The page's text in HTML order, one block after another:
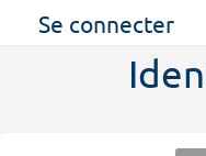
Se connecter